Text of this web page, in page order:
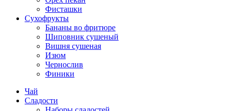
Фисташки
Сухофрукты
Бананы во фритюре
Шиповник сушеный
Вишня сушеная
Изюм
Чернослив
Финики
Чай
Сладости